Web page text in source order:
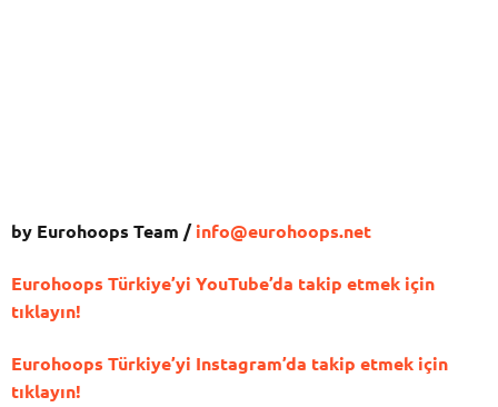
by Eurohoops Team /info@eurohoops.net
Eurohoops Türkiye’yi YouTube’da takip etmek için
tıklayın!
Eurohoops Türkiye’yi Instagram’da takip etmek için
tıklayın!